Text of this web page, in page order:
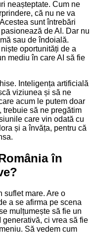
neașteptate. Cum ne
că nu ne va
sunt întrebări
de AI. Dar nu
sau de îndoială.
oportunități de a
mediu în care AI să fie
Inteligența artificială
viziunea și să ne
acum le putem doar
trebuie să ne pregătim
care vin odată cu
și a învăța, pentru că
în
suflet mare. Are o
a se afirma pe scena
mulțumește să fie un
ci vrea să fie
Să vedem cum